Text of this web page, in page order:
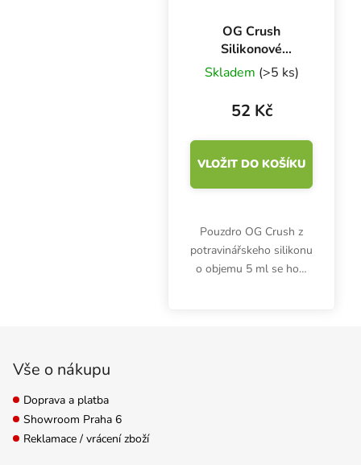
OG Crush
Silikonové
pouzdro velké, 5
Skladem (>5 ks)
52 Kč
VLOŽIT DO KOŠÍKU
Pouzdro OG Crush z
potravinářskeho silikonu
o objemu 5 ml se hodí
Vše o nákupu
Doprava a platba
Showroom Praha 6
Reklamace / vrácení zboží